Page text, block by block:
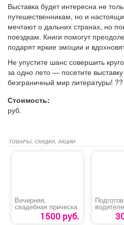
Выставка будет интересна не
путешественникам, но и
мечтают о дальних странах, но
поездкам. Книги помогут
подарят яркие эмоции и
Не упустите шанс совершить
за одно лето — посетите
безграничный мир литературы! ??
Стоимость:
руб.
ТОВАРЫ, СКИДКИ, АКЦИИ
Вечерняя,
свадебная прическа
1500 руб.